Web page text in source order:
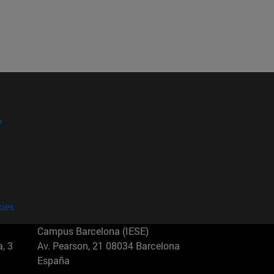
3
Campus Barcelona (IESE)
Av. Pearson, 21 08034 Barcelona
España